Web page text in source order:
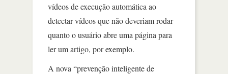
vídeos de execução automática ao
detectar vídeos que não deveriam rodar
quanto o usuário abre uma página para
ler um artigo, por exemplo.
A nova “prevenção inteligente de